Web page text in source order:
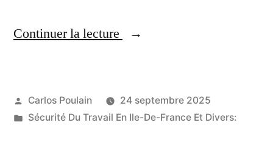
Continuer la lecture
« Métropole
Victime
Publié
par
Carlos Poulain
24 septembre 2025
Publié
Sécurité Du Travail En Ile-De-France Et Divers: